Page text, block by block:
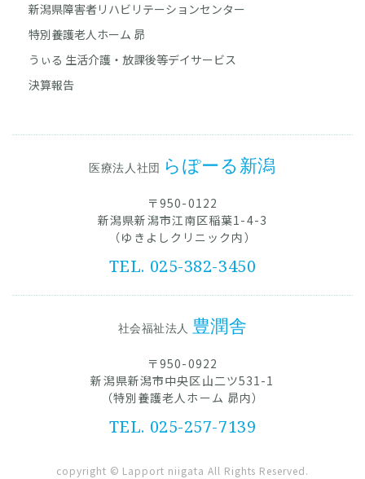
医療法人社団 らぽーる新潟
〒950-0122
新潟県新潟市江南区稲葉1-4-3
（ゆきよしクリニック内）
TEL. 025-382-3450
社会福祉法人 豊潤舎
〒950-0922
新潟県新潟市中央区山二ツ531-1
（特別養護老人ホーム 昴内）
TEL. 025-257-7139
新潟県障害者リハビリテーションセンター
特別養護老人ホーム 昴
うぃる 生活介護・放課後等デイサービス
決算報告
copyright ©︎ Lapport niigata All Rights Reserved.